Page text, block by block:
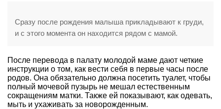
Сразу после рождения малыша прикладывают к груди,
и с этого момента он находится рядом с мамой.
После перевода в палату молодой маме дают четкие
инструкции о том, как вести себя в первые часы после
родов. Она обязательно должна посетить туалет, чтобы
полный мочевой пузырь не мешал естественным
сокращениям матки. Также ей показывают, как одевать,
мыть и ухаживать за новорожденным.